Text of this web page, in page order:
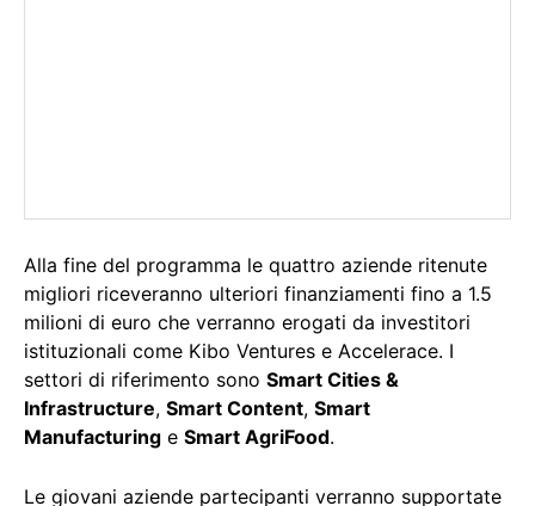
Alla fine del programma le quattro aziende ritenute
migliori riceveranno ulteriori finanziamenti fino a 1.5
milioni di euro che verranno erogati da investitori
istituzionali come Kibo Ventures e Accelerace. I
settori di riferimento sono Smart Cities &
Infrastructure, Smart Content, Smart
Manufacturing e Smart AgriFood.
Le giovani aziende partecipanti verranno supportate